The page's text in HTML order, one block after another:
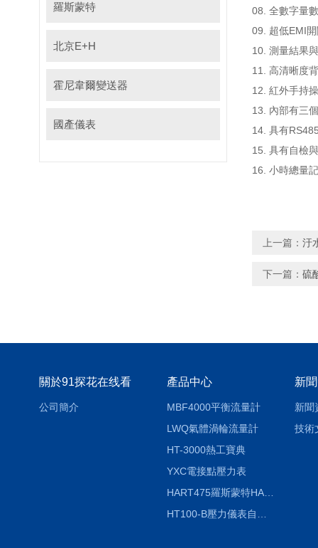
羅斯蒙特
北京E+H
霍尼韋爾變送器
國產儀表
08. 全數字量數量
09. 超低EMI開關
10. 測量結果與流
11. 高清晰度背光
12. 紅外手持操
13. 內部有三
14. 具有
15. 具有自檢與
16. 小時總量記
上一篇： 汙
下一篇： 硫
關於91探花在线看
公司簡介
產品中心
MBF4000平衡流量計
LWQ氣體渦輪流量計
HT-3000熱工寶典
YXC電接點壓力表
HART475羅斯蒙特HART475手操器
新
新聞
技術